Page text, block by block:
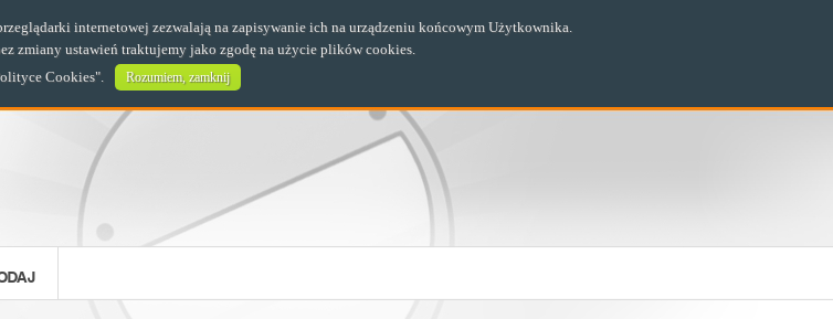
internetowej zezwalają na zapisywanie ich na urządzeniu końcowym Użytkownika.
zmiany ustawień traktujemy jako zgodę na użycie plików cookies.
Cookies". Rozumiem, zamknij